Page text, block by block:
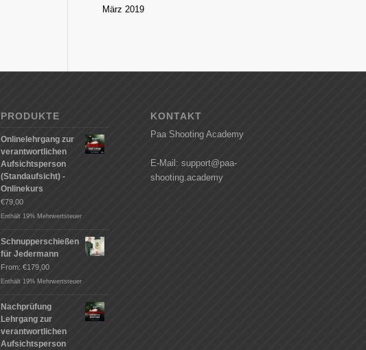
März 2019
PRODUKTE
Onlinelehrgang zur
verantwortlichen
Aufsichtsperson
(Standaufsicht) -
Onlinekurs
€79,00
Enthält 19% Mehrwertsteuer
Schnupperschießen
für Jedermann
From:€179,00
Enthält 19% Mehrwertsteuer
Nachprüfung
Lehrgang zur
verantwortlichen
Aufsichtsperson
KONTAKT
Paa Shooting Academy
E-Mail: support@paa-
shooting.academy